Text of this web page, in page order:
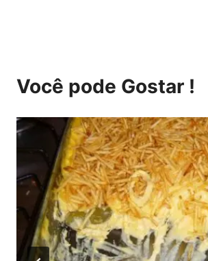
Você pode Gostar !